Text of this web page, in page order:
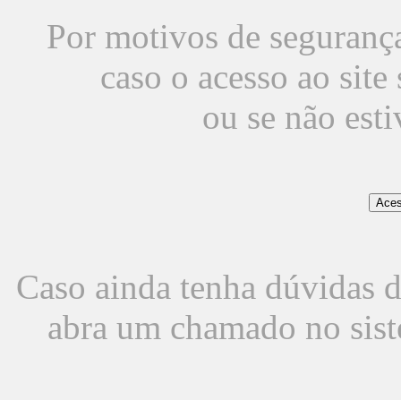
Por motivos de
caso o acesso ao
ou se não
Caso ainda tenha dúvidas
abra um chamado no